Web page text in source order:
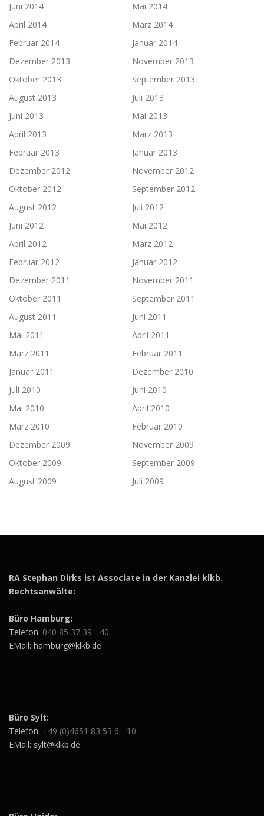
Juni 2014
Mai 2014
April 2014
März 2014
Februar 2014
Januar 2014
Dezember 2013
November 2013
Oktober 2013
September 2013
August 2013
Juli 2013
Juni 2013
Mai 2013
April 2013
März 2013
Februar 2013
Januar 2013
Dezember 2012
November 2012
Oktober 2012
September 2012
August 2012
Juli 2012
Juni 2012
Mai 2012
April 2012
März 2012
Februar 2012
Januar 2012
Dezember 2011
November 2011
Oktober 2011
September 2011
August 2011
Juni 2011
Mai 2011
April 2011
März 2011
Februar 2011
Januar 2011
Dezember 2010
Juli 2010
Juni 2010
Mai 2010
April 2010
März 2010
Februar 2010
Dezember 2009
November 2009
Oktober 2009
September 2009
August 2009
Juli 2009
RA Stephan Dirks ist Associate in der Kanzlei klkb.
Rechtsanwälte:
Büro Hamburg:
Telefon: 040 85 37 39 - 40
EMail: hamburg@klkb.de
Büro Sylt:
Telefon: +49 (0)4651 83 53 6 - 10
EMail: sylt@klkb.de